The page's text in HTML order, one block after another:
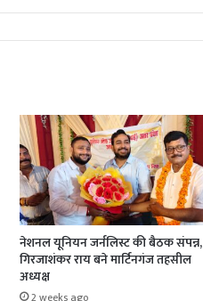
नेशनल यूनियन जर्नलिस्ट की बैठक संपन्न,
गिरजाशंकर राय बने मार्टिनगंज तहसील
अध्यक्ष